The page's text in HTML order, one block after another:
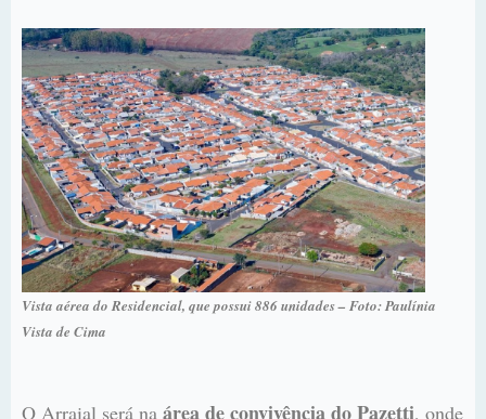
Vista aérea do Residencial, que possui 886 unidades – Foto: Paulínia
Vista de Cima
O Arraial será na área de convivência do Pazetti, onde